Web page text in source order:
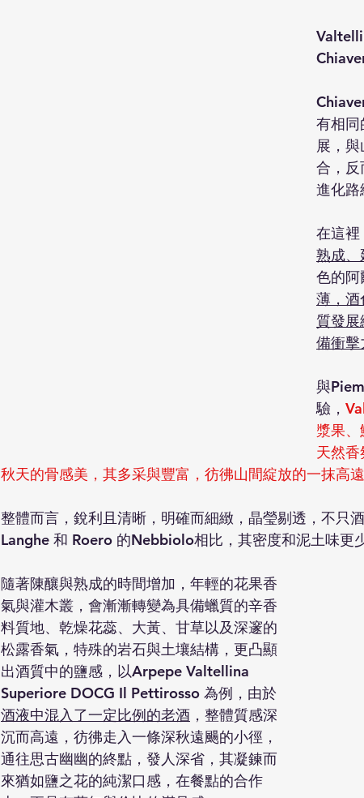
有相同
展，
合，
進化路
在這裡
熟成、
色的阿
薄，酒
質發
備衝擊
與
驗，
漿果
天然
秋天的骨感美，其多采與豐富，彷彿山間綻放的一抹高遠
整體而言，銳利且清晰，明確而細緻，晶瑩剔透，不只
Langhe 和 Roero 的Nebbiolo相比，其密度和泥土味更
隨著陳釀與熟成的時間增加，年輕的花果香
氣與灌木叢，會漸漸轉變為具備蠟質的辛香
料質地、乾燥花蕊、大黃、甘草以及深邃的
松露香氣，特殊的岩石與土壤結構，更凸顯
出酒質中的鹽感，以Arpepe Valtellina
Superiore DOCG Il Pettirosso 為例，由於
酒液中混入了一定比例的老酒 ，整體質感深
沉而高遠，彷彿走入一條深秋遠颺的小徑，
通往思古幽幽的終點，發人深省，其凝鍊而
來猶如鹽之花的純潔口感，在餐點的合作